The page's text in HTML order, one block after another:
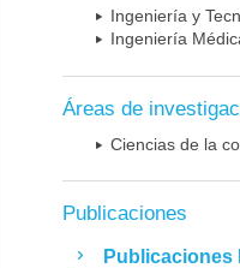
Ingeniería y
Ingeniería
Áreas de
Ciencias de la
Publicaciones
Publicaciones